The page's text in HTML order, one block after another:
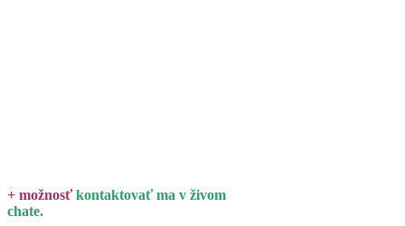
+ možnosťkontaktovať ma v živom
chate.